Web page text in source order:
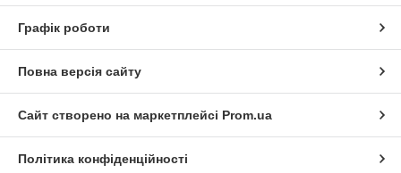
Графік роботи
Повна версія сайту
Сайт створено на маркетплейсі Prom.ua
Політика конфіденційності